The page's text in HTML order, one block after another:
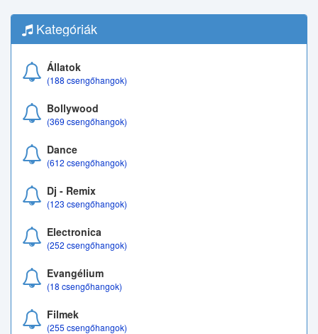
Kategóriák
Állatok
(188 csengőhangok)
Bollywood
(369 csengőhangok)
Dance
(612 csengőhangok)
Dj - Remix
(123 csengőhangok)
Electronica
(252 csengőhangok)
Evangélium
(18 csengőhangok)
Filmek
(255 csengőhangok)